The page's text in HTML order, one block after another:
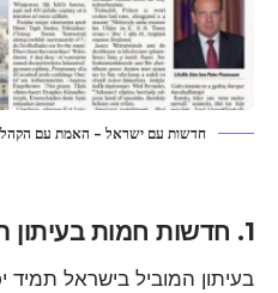
חדשות עם ישראל - האמת עם הקהל
1. חדשות חמות בעיתון המוביל בישראל
בעיתון המוביל בישראל